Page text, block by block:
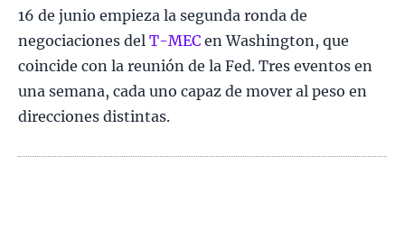
16 de junio empieza la segunda ronda de
negociaciones del T-MEC en Washington, que
coincide con la reunión de la Fed. Tres eventos en
una semana, cada uno capaz de mover al peso en
direcciones distintas.